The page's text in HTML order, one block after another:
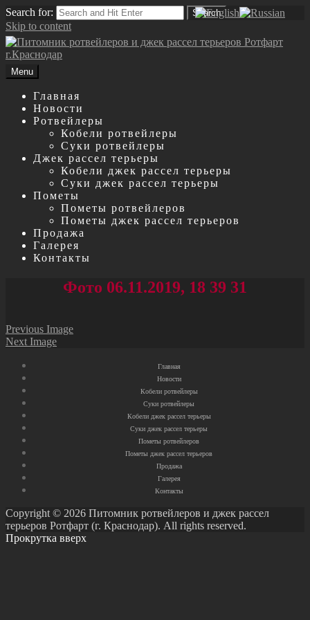
Search for: Search
Skip to content
Menu
Главная
Новости
Ротвейлеры
Кобели ротвейлеры
Суки ротвейлеры
Джек рассел терьеры
Кобели джек рассел терьеры
Суки джек рассел терьеры
Пометы
Пометы ротвейлеров
Пометы джек рассел терьеров
Продажа
Галерея
Контакты
Фото 06.11.2019, 18 39 31
Previous Image
Next Image
Главная
Новости
Кобели ротвейлеры
Суки ротвейлеры
Кобели джек рассел терьеры
Суки джек рассел терьеры
Пометы ротвейлеров
Пометы джек рассел терьеров
Продажа
Галерея
Контакты
Copyright © 2026 Питомник ротвейлеров и джек рассел
терьеров Ротфарт (г. Краснодар). All rights reserved.
Прокрутка вверх